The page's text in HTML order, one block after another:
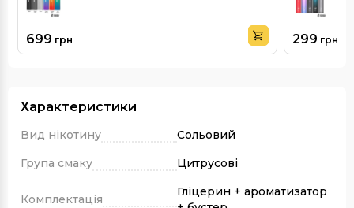
699 грн 299 грн
Характеристики
Вид нікотину
Сольовий
Група смаку
Цитрусові
Комплектація
Гліцерин + ароматизатор